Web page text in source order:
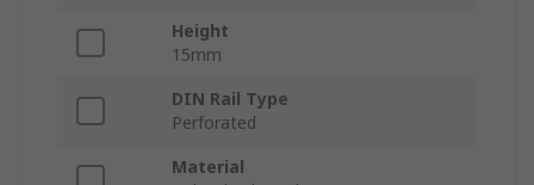
Height
15mm
DIN Rail Type
Perforated
Material